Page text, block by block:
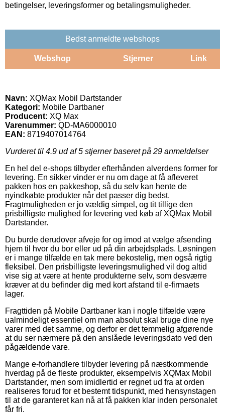
betingelser, leveringsformer og betalingsmuligheder.
Bedst anmeldte webshops
Webshop Stjerner Link
Navn: XQMax Mobil Dartstander
Kategori: Mobile Dartbaner
Producent: XQ Max
Varenummer: QD-MA6000010
EAN: 8719407014764
Vurderet til 4.9 ud af 5 stjerner baseret på 29 anmeldelser
En hel del e-shops tilbyder efterhånden alverdens former for
levering. En sikker vinder er nu om dage at få afleveret
pakken hos en pakkeshop, så du selv kan hente de
nyindkøbte produkter når det passer dig bedst.
Fragtmuligheden er jo vældig simpel, og tit tillige den
prisbilligste mulighed for levering ved køb af XQMax Mobil
Dartstander.
Du burde derudover afveje for og imod at vælge afsending
hjem til hvor du bor eller ud på din arbejdsplads. Løsningen
er i mange tilfælde en tak mere bekostelig, men også rigtig
fleksibel. Den prisbilligste leveringsmulighed vil dog altid
vise sig at være at hente produkterne selv, som desværre
kræver at du befinder dig med kort afstand til e-firmaets
lager.
Fragttiden på Mobile Dartbaner kan i nogle tilfælde være
ualmindeligt essentiel om man absolut skal bruge dine nye
varer med det samme, og derfor er det temmelig afgørende
at du ser nærmere på den anslåede leveringsdato ved den
pågældende vare.
Mange e-forhandlere tilbyder levering på næstkommende
hverdag på de fleste produkter, eksempelvis XQMax Mobil
Dartstander, men som imidlertid er regnet ud fra at orden
realiseres forud for et bestemt tidspunkt, med hensynstagen
til at de garanteret kan nå at få pakken klar inden personalet
får fri.